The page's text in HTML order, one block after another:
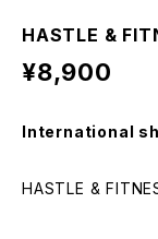
HASTLE &
¥8,900
International
HASTLE &